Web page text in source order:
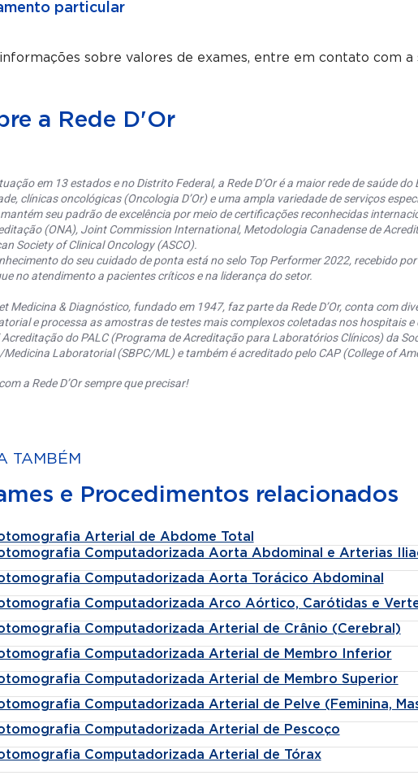
particular
sobre valores de exames, entre em contato com a
a Rede D'Or
em 13 estados e no Distrito Federal, a Rede D’Or é a maior rede de saúde
clínicas oncológicas (Oncologia D’Or) e uma ampla variedade de serviços
seu padrão de excelência por meio de certificações reconhecidas
(ONA), Joint Commission International, Metodologia Canadense de
Society of Clinical Oncology (ASCO).
do seu cuidado de ponta está no selo Top Performer 2022, recebido
no atendimento a pacientes críticos e na liderança do setor.
Medicina & Diagnóstico, fundado em 1947, faz parte da Rede D’Or, conta com
e processa as amostras de testes mais complexos coletadas nos hospitais e
do PALC (Programa de Acreditação para Laboratórios Clínicos) da
Laboratorial (SBPC/ML) e também é acreditado pelo CAP (College of
a Rede D’Or sempre que precisar!
TAMBÉM
e Procedimentos relacionados
Arterial de Abdome Total
Computadorizada Aorta Abdominal e Arterias
Computadorizada Aorta Torácico Abdominal
Computadorizada Arco Aórtico, Carótidas e
Computadorizada Arterial de Crânio (Cerebral)
Computadorizada Arterial de Membro Inferior
Computadorizada Arterial de Membro Superior
Computadorizada Arterial de Pelve (Feminina,
Computadorizada Arterial de Pescoço
Computadorizada Arterial de Tórax